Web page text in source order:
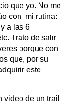
que yo. No me
con mi rutina:
a las 6
Trato de salir
porque con
que, por su
este
video de un trail